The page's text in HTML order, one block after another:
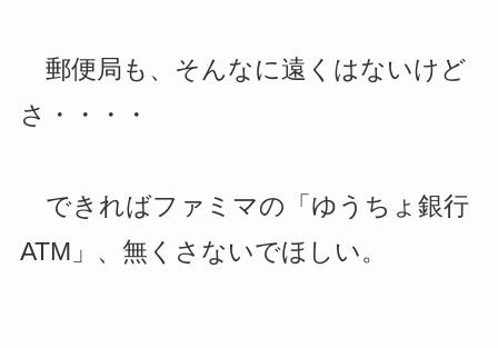
郵便局も、そんなに遠くはないけど
さ・・・・
できればファミマの「ゆうちょ銀行
ATM」、無くさないでほしい。